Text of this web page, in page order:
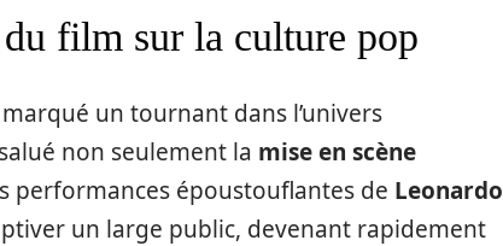
film sur la culture pop
un tournant dans l’univers
non seulement la mise en scène
performances époustouflantes de Leonardo
un large public, devenant rapidement